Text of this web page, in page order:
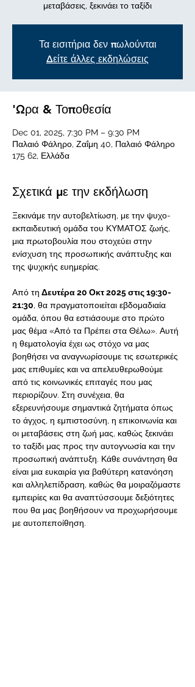
μεταβάσεις, ξεκινάει το ταξίδι
Τα εισιτήρια δεν πωλούνται
Δείτε άλλες εκδηλώσεις
'Ωρα & Τοποθεσία
Dec 01, 2025, 7:30 PM – 9:30 PM
Παλαιό Φάληρο, Ζαΐμη 40, Παλαιό Φάληρο
175 62, Ελλάδα
Σχετικά με την εκδήλωση
Ξεκινάμε την αυτοβελτίωση, με την ψυχο-
εκπαιδευτική ομάδα του ΚΥΜΑΤΟΣ ζωής,
μια πρωτοβουλία που στοχεύει στην
ενίσχυση της προσωπικής ανάπτυξης και
της ψυχικής ευημερίας.
Από τη Δευτέρα 20 Οκτ 2025 στις 19:30-
21:30, θα πραγματοποιείται εβδομαδιαία
ομάδα, όπου θα εστιάσουμε στο πρώτο
μας θέμα «Από τα Πρέπει στα Θέλω». Αυτή
η θεματολογία έχει ως στόχο να μας
βοηθήσει να αναγνωρίσουμε τις εσωτερικές
μας επιθυμίες και να απελευθερωθούμε
από τις κοινωνικές επιταγές που μας
περιορίζουν. Στη συνέχεια, θα
εξερευνήσουμε σημαντικά ζητήματα όπως
το άγχος, η εμπιστοσύνη, η επικοινωνία και
οι μεταβάσεις στη ζωή μας, καθώς ξεκινάει
το ταξίδι μας προς την αυτογνωσία και την
προσωπική ανάπτυξη. Κάθε συνάντηση θα
είναι μια ευκαιρία για βαθύτερη κατανόηση
και αλληλεπίδραση, καθώς θα μοιραζόμαστε
εμπειρίες και θα αναπτύσσουμε δεξιότητες
που θα μας βοηθήσουν να προχωρήσουμε
με αυτοπεποίθηση.